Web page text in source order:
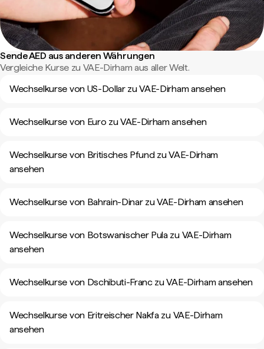
Sende AED aus anderen Währungen
Vergleiche Kurse zu VAE-Dirham aus aller Welt.
Wechselkurse von US-Dollar zu VAE-Dirham ansehen
Wechselkurse von Euro zu VAE-Dirham ansehen
Wechselkurse von Britisches Pfund zu VAE-Dirham
ansehen
Wechselkurse von Bahrain-Dinar zu VAE-Dirham ansehen
Wechselkurse von Botswanischer Pula zu VAE-Dirham
ansehen
Wechselkurse von Dschibuti-Franc zu VAE-Dirham ansehen
Wechselkurse von Eritreischer Nakfa zu VAE-Dirham
ansehen